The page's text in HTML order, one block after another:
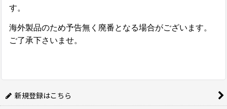
す。
海外製品のため予告無く廃番となる場合がございます。
ご了承下さいませ。
新規登録はこちら